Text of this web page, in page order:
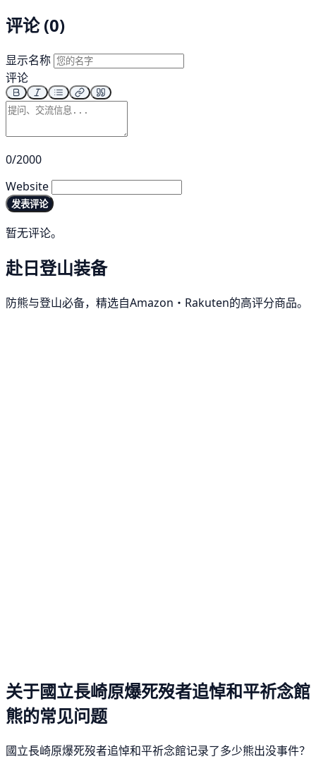
评论 (0)
显示名称
评论
0/2000
Website
发表评论
暂无评论。
赴日登山装备
防熊与登山必备，精选自Amazon・Rakuten的高评分商品。
关于國立長崎原爆死歿者追悼和平祈念館
熊的常见问题
國立長崎原爆死歿者追悼和平祈念館记录了多少熊出没事件？